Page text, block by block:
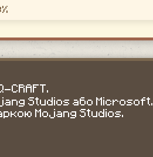
CRAFT.
Studios або Microsoft.
Mojang Studios.